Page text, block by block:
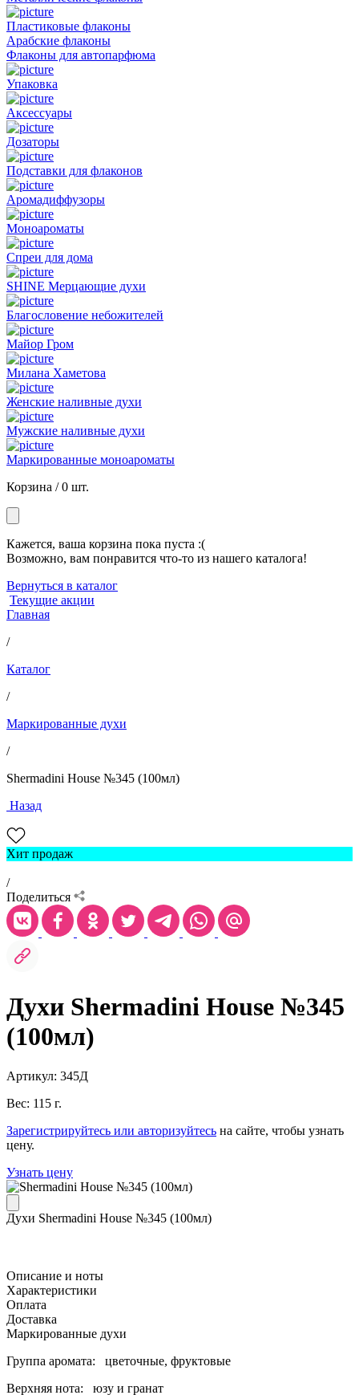
Пластиковые флаконы
Арабские флаконы
Флаконы для автопарфюма
Упаковка
Аксессуары
Дозаторы
Подставки для флаконов
Аромадиффузоры
Моноароматы
Спреи для дома
SHINE Мерцающие духи
Благословение небожителей
Майор Гром
Милана Хаметова
Женские наливные духи
Мужские наливные духи
Маркированные моноароматы
Корзина /0 шт.
Кажется, ваша корзина пока пуста :(
Возможно, вам понравится что-то из нашего каталога!
Вернуться в каталог
Текущие акции
Главная
/
Каталог
/
Маркированные духи
/
Shermadini House №345 (100мл)
Назад
Хит продаж
/
Поделиться
Духи Shermadini House №345
(100мл)
Артикул: 345Д
Вес: 115 г.
Зарегистрируйтесь или авторизуйтесь на сайте, чтобы узнать
цену.
Узнать цену
Духи Shermadini House №345 (100мл)
Описание и ноты
Характеристики
Оплата
Доставка
Маркированные духи
Группа аромата: цветочные, фруктовые
Верхняя нота: юзу и гранат